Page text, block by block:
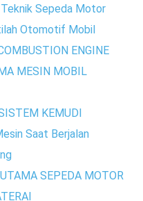
Sepeda Motor
Otomotif Mobil
ENGINE
MESIN MOBIL
KEMUDI
Saat Berjalan
SEPEDA MOTOR